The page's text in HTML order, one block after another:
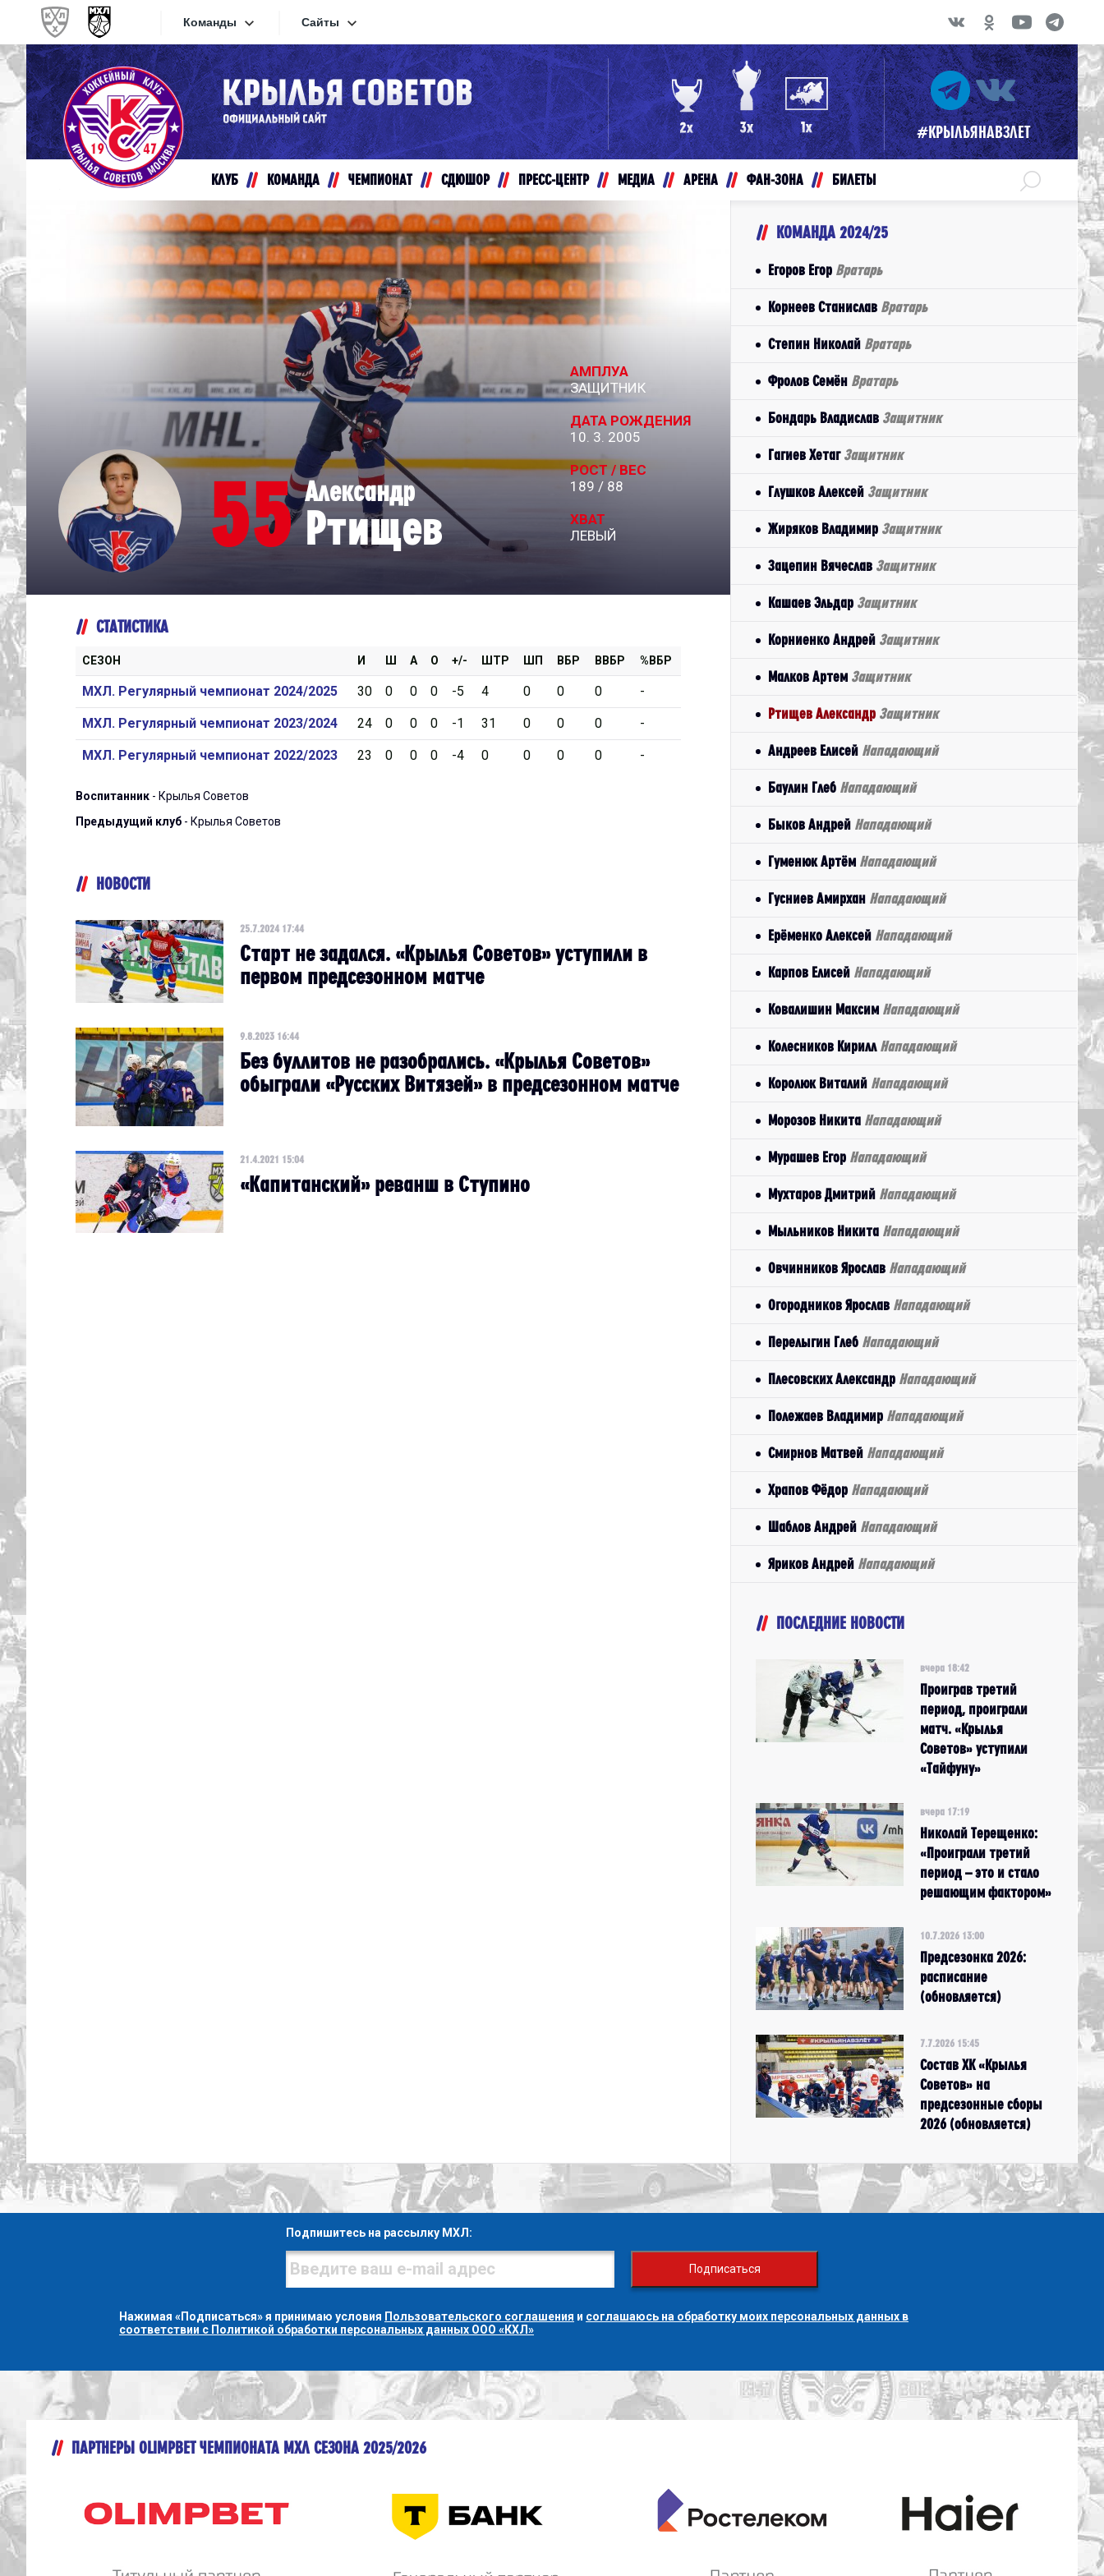
Команды
Конференция «Запад»
Дивизион Золотой
Академия Михайлова
Красная Армия
Локо
МХК Динамо СПб
МХК Динамо-М
Дивизион Серебряный
Академия СКА
АКМ-Юниор
Амурские Тигры
Красная Машина-Юниор
Крылья Советов
МХК Спартак-МАХ
ХК Капитан
Конференция «Восток»
Дивизион Золотой
Авто
Кузнецкие Медведи
Мамонты Югры
Омские Ястребы
Стальные Лисы
Чайка
Дивизион Серебряный
Красноярские Рыси
Ладья
Локо-76
МХК Молот
Сибирские Cнайперы
Спутник Ал
Сайты
Сайты
Видеотрансляции
Хайлайты
Текстовые трансляции
Интернет-магазин
Приложение МХЛ
#КРЫЛЬЯНАВЗЛЕТ
КЛУБ КОМАНДА ЧЕМПИОНАТ СДЮШОР ПРЕСС-ЦЕНТР МЕДИА АРЕНА ФАН-ЗОНА БИЛЕТЫ
55 Александр
Ртищев
АМПЛУА
ЗАЩИТНИК
ДАТА РОЖДЕНИЯ
10. 3. 2005
РОСТ / ВЕС
189 / 88
ХВАТ
ЛЕВЫЙ
СТАТИСТИКА
СЕЗОН И Ш А О +/- ШТР ШП ВБР ВВБР %ВБР
МХЛ. Регулярный чемпионат 2024/2025 30 0 0 0 -5 4 0 0 0 -
МХЛ. Регулярный чемпионат 2023/2024 24 0 0 0 -1 31 0 0 0 -
МХЛ. Регулярный чемпионат 2022/2023 23 0 0 0 -4 0 0 0 0 -
Воспитанник - Крылья Советов
Предыдущий клуб - Крылья Советов
НОВОСТИ
25.7.2024 17:44
Старт не задался. «Крылья Советов» уступили в
первом предсезонном матче
9.8.2023 16:44
Без буллитов не разобрались. «Крылья Советов»
обыграли «Русских Витязей» в предсезонном матче
21.4.2021 15:04
«Капитанский» реванш в Ступино
КОМАНДА 2024/25
Егоров Егор Вратарь
Корнеев Станислав Вратарь
Степин Николай Вратарь
Фролов Семён Вратарь
Бондарь Владислав Защитник
Гагиев Хетаг Защитник
Глушков Алексей Защитник
Жиряков Владимир Защитник
Зацепин Вячеслав Защитник
Кашаев Эльдар Защитник
Корниенко Андрей Защитник
Малков Артем Защитник
Ртищев Александр Защитник
Андреев Елисей Нападающий
Баулин Глеб Нападающий
Быков Андрей Нападающий
Гуменюк Артём Нападающий
Гусниев Амирхан Нападающий
Ерёменко Алексей Нападающий
Карпов Елисей Нападающий
Ковалишин Максим Нападающий
Колесников Кирилл Нападающий
Королюк Виталий Нападающий
Морозов Никита Нападающий
Мурашев Егор Нападающий
Мухтаров Дмитрий Нападающий
Мыльников Никита Нападающий
Овчинников Ярослав Нападающий
Огородников Ярослав Нападающий
Перелыгин Глеб Нападающий
Плесовских Александр Нападающий
Полежаев Владимир Нападающий
Смирнов Матвей Нападающий
Храпов Фёдор Нападающий
Шаблов Андрей Нападающий
Яриков Андрей Нападающий
ПОСЛЕДНИЕ НОВОСТИ
вчера 18:42
Проиграв третий
период, проиграли
матч. «Крылья
Советов» уступили
«Тайфуну»
вчера 17:19
Николай Терещенко:
«Проиграли третий
период – это и стало
решающим фактором»
10.7.2026 13:00
Предсезонка 2026:
расписание
(обновляется)
7.7.2026 15:45
Состав ХК «Крылья
Советов» на
предсезонные сборы
2026 (обновляется)
Подпишитесь на рассылку МХЛ:
Подписаться
Нажимая «Подписаться» я принимаю условия Пользовательского соглашения и соглашаюсь на обработку моих персональных данных в
соответствии с Политикой обработки персональных данных ООО «КХЛ»
ПАРТНЕРЫ OLIMPBET ЧЕМПИОНАТА МХЛ СЕЗОНА 2025/2026